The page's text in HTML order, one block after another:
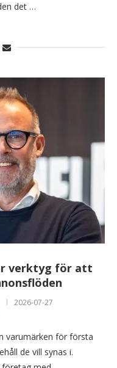
det …
verktyg för att
2026-07-27
varumärken för första
de vill synas i.